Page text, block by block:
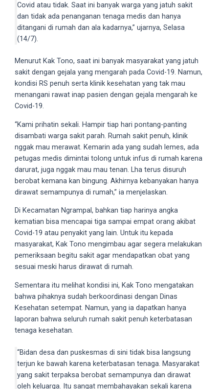
embed
code
share
porn
videos
other
websites.
18Tube.tv
you’ll
also
find
exclusive
porn
productions
shot
ourselves.
Surf
around
each
categorized
sex
sections
and
favorite
one:
Covid atau tidak. Saat ini banyak warga yang jatuh sakit
dan tidak ada penanganan tenaga medis dan hanya
ditangani di rumah dan ala kadarnya,” ujarnya, Selasa
(14/7).
Menurut Kak Tono, saat ini banyak masyarakat yang jatuh
sakit dengan gejala yang mengarah pada Covid-19. Namun,
kondisi RS penuh serta klinik kesehatan yang tak mau
menangani rawat inap pasien dengan gejala mengarah ke
Covid-19.
“Kami prihatin sekali. Hampir tiap hari pontang-panting
disambati warga sakit parah. Rumah sakit penuh, klinik
nggak mau merawat. Kemarin ada yang sudah lemes, ada
petugas medis dimintai tolong untuk infus di rumah karena
darurat, juga nggak mau mau tenan. Lha terus disuruh
berobat kemana kan bingung. Akhirnya kebanyakan hanya
dirawat semampunya di rumah,” ia menjelaskan.
Di Kecamatan Ngrampal, bahkan tiap harinya angka
kematian bisa mencapai tiga sampai empat orang akibat
Covid-19 atau penyakit yang lain. Untuk itu kepada
masyarakat, Kak Tono mengimbau agar segera melakukan
pemeriksaan begitu sakit agar mendapatkan obat yang
sesuai meski harus dirawat di rumah.
Sementara itu melihat kondisi ini, Kak Tono mengatakan
bahwa pihaknya sudah berkoordinasi dengan Dinas
Kesehatan setempat. Namun, yang ia dapatkan hanya
laporan bahwa seluruh rumah sakit penuh keterbatasan
tenaga kesehatan.
“Bidan desa dan puskesmas di sini tidak bisa langsung
terjun ke bawah karena keterbatasan tenaga. Masyarakat
yang sakit terpaksa berobat semampunya dan dirawat
oleh keluarga. Itu sangat membahayakan sekali karena